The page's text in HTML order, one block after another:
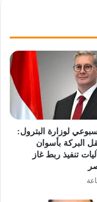
لوزارة البترول:
البركة بأسوان
تنفيذ ربط غاز